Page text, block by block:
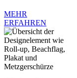
MEHR
ERFAHREN